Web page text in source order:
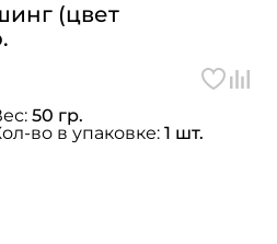
(цвет
50 гр.
во в упаковке: 1 шт.